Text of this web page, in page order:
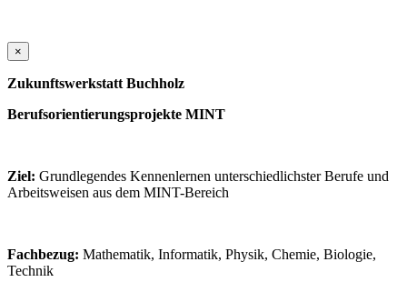
×
Zukunftswerkstatt Buchholz
Berufsorientierungsprojekte MINT
Ziel: Grundlegendes Kennenlernen unterschiedlichster Berufe und
Arbeitsweisen aus dem MINT-Bereich
Fachbezug: Mathematik, Informatik, Physik, Chemie, Biologie,
Technik